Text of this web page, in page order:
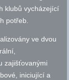
klubů vycházející
potřeb.
ve dvou
zajišťovanými
iniciující a